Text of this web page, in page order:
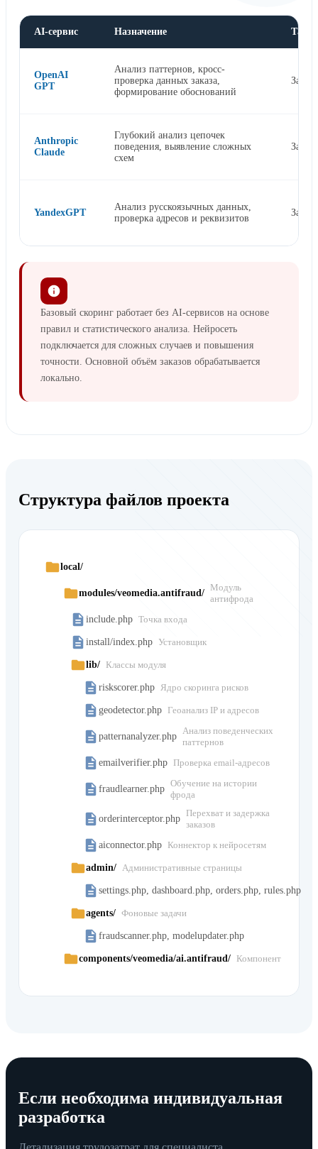
AI-сервис Назначение
OpenAI
GPT
Анализ паттернов, кросс-
проверка данных заказа,
формирование обоснований
За
Anthropic
Claude
Глубокий анализ цепочек
поведения, выявление сложных
схем
За
YandexGPT
Анализ русскоязычных данных,
проверка адресов и реквизитов
За
Базовый скоринг работает без AI-сервисов на основе
правил и статистического анализа. Нейросеть
подключается для сложных случаев и повышения
точности. Основной объём заказов обрабатывается
локально.
Структура файлов проекта
local/
modules/veomedia.antifraud/
Модуль
антифрода
include.php Точка входа
install/index.php Установщик
lib/ Классы модуля
riskscorer.php Ядро скоринга рисков
geodetector.php Геоанализ IP и адресов
patternanalyzer.php
Анализ поведенческих
паттернов
emailverifier.php Проверка email-адресов
fraudlearner.php
Обучение на истории
фрода
orderinterceptor.php
Перехват и задержка
заказов
aiconnector.php Коннектор к нейросетям
admin/ Административные страницы
settings.php, dashboard.php, orders.php, rules.php
agents/ Фоновые задачи
fraudscanner.php, modelupdater.php
components/veomedia/ai.antifraud/ Компонент
Если необходима индивидуальная
разработка